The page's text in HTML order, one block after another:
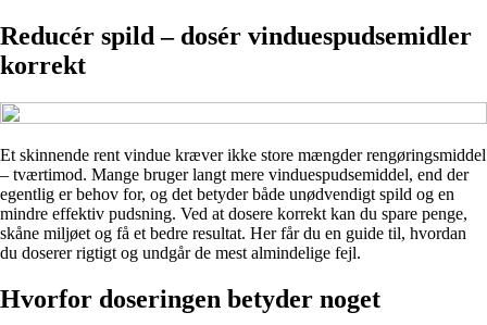
Reducér spild – dosér vinduespudsemidler
korrekt
Et skinnende rent vindue kræver ikke store mængder rengøringsmiddel
– tværtimod. Mange bruger langt mere vinduespudsemiddel, end der
egentlig er behov for, og det betyder både unødvendigt spild og en
mindre effektiv pudsning. Ved at dosere korrekt kan du spare penge,
skåne miljøet og få et bedre resultat. Her får du en guide til, hvordan
du doserer rigtigt og undgår de mest almindelige fejl.
Hvorfor doseringen betyder noget